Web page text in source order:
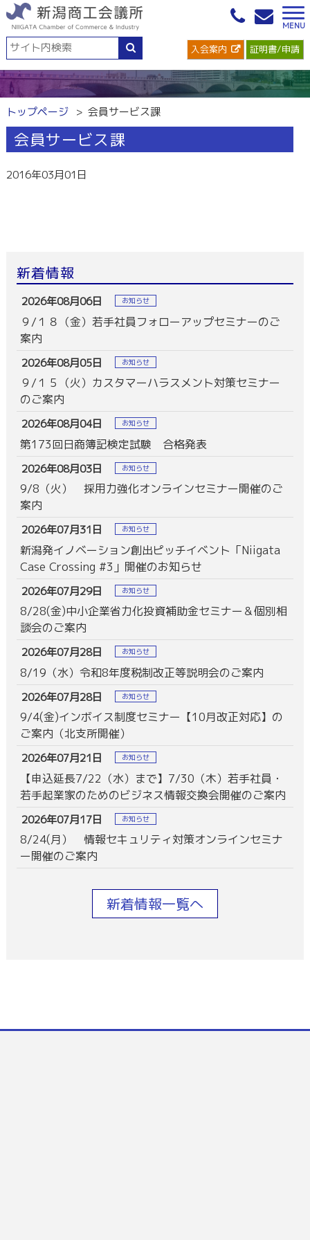
入会案内 証明書/申請
トップページ 会員サービス課
会員サービス課
2016年03月01日
新着情報
2026年08月06日 お知らせ
９/１８（金）若手社員フォローアップセミナーのご
案内
2026年08月05日 お知らせ
９/１５（火）カスタマーハラスメント対策セミナー
のご案内
2026年08月04日 お知らせ
第173回日商簿記検定試験 合格発表
2026年08月03日 お知らせ
9/8（火） 採用力強化オンラインセミナー開催のご
案内
2026年07月31日 お知らせ
新潟発イノベーション創出ピッチイベント「Niigata
Case Crossing #3」開催のお知らせ
2026年07月29日 お知らせ
8/28(金)中小企業省力化投資補助金セミナー＆個別相
談会のご案内
2026年07月28日 お知らせ
8/19（水）令和8年度税制改正等説明会のご案内
2026年07月28日 お知らせ
9/4(金)インボイス制度セミナー【10月改正対応】の
ご案内（北支所開催）
2026年07月21日 お知らせ
【申込延長7/22（水）まで】7/30（木）若手社員・
若手起業家のためのビジネス情報交換会開催のご案内
2026年07月17日 お知らせ
8/24(月） 情報セキュリティ対策オンラインセミナ
ー開催のご案内
新着情報一覧へ